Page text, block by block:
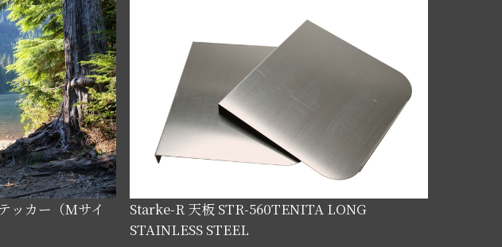
ッカー（Mサイ
Starke-R 天板 STR-560TENITA LONG
STAINLESS STEEL